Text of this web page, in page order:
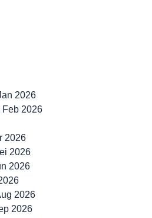
2026
Feb 2026
2026
2026
2026
2026
2026